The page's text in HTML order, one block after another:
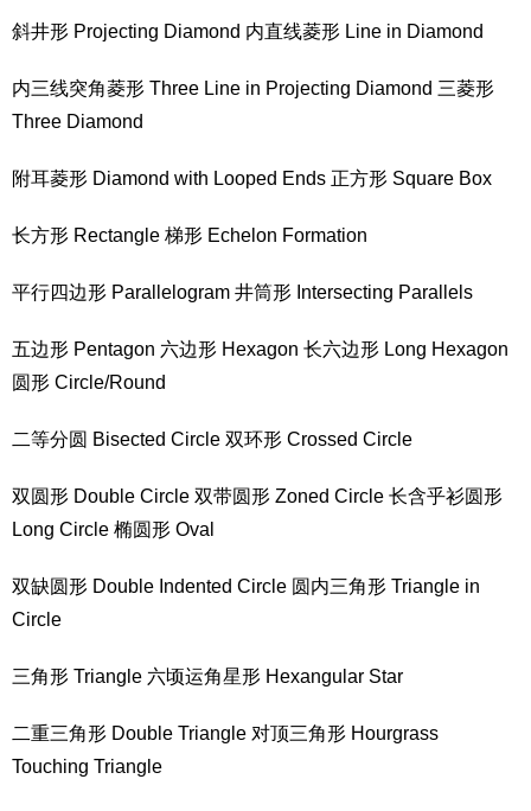
斜井形 Projecting Diamond 内直线菱形 Line in Diamond
内三线突角菱形 Three Line in Projecting Diamond 三菱形
Three Diamond
附耳菱形 Diamond with Looped Ends 正方形 Square Box
长方形 Rectangle 梯形 Echelon Formation
平行四边形 Parallelogram 井筒形 Intersecting Parallels
五边形 Pentagon 六边形 Hexagon 长六边形 Long Hexagon
圆形 Circle/Round
二等分圆 Bisected Circle 双环形 Crossed Circle
双圆形 Double Circle 双带圆形 Zoned Circle 长含乎衫圆形
Long Circle 椭圆形 Oval
双缺圆形 Double Indented Circle 圆内三角形 Triangle in
Circle
三角形 Triangle 六顷运角星形 Hexangular Star
二重三角形 Double Triangle 对顶三角形 Hourgrass
Touching Triangle